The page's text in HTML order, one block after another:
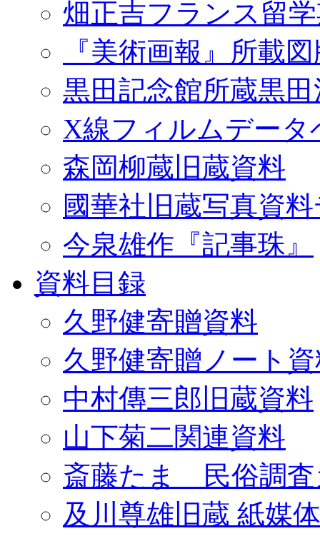
畑正吉フランス留
『美術画報』所載
黒田記念館所蔵黒
X線フィルムデータ
森岡柳蔵旧蔵資料
國華社旧蔵写真資
今泉雄作『記事珠』
資料目録
久野健寄贈資料
久野健寄贈ノート
中村傳三郎旧蔵資料
山下菊二関連資料
斎藤たま 民俗調査
及川尊雄旧蔵 紙媒